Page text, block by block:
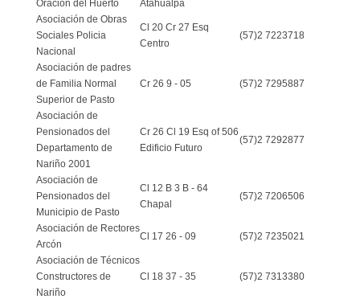
Oración del Huerto
Atahualpa
Asociación de Obras
Sociales Policia
Nacional
Cl 20 Cr 27 Esq
Centro
(57)2 7223718
Asociación de padres
de Familia Normal
Superior de Pasto
Cr 26 9 - 05 (57)2 7295887
Asociación de
Pensionados del
Departamento de
Nariño 2001
Cr 26 Cl 19 Esq of 506
Edificio Futuro
(57)2 7292877
Asociación de
Pensionados del
Municipio de Pasto
Cl 12 B 3 B - 64
Chapal
(57)2 7206506
Asociación de Rectores
Arcón
Cl 17 26 - 09 (57)2 7235021
Asociación de Técnicos
Constructores de
Nariño
Cl 18 37 - 35 (57)2 7313380